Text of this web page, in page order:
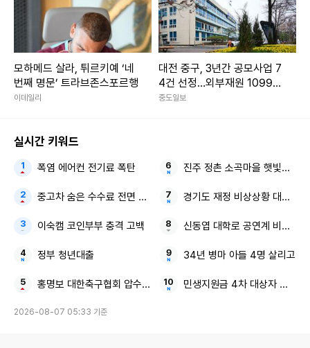
모하메드 살라, 튀르키예 ‘네
번째 명문’ 트라브존스포르행
이데일리
대전 중구, 3년간 공모사업 7
4건 선정…외부재원 1099억
확보
중도일보
실시간 키워드
폭염 에어컨 전기료 폭탄
중고차 숨은 수수료 전면 공개
이숙캠 코인부부 충격 고백
정부 청년대출
홍명보 대한축구협회 압수수색
진주 정촌 소곡마을 햇빛소득
경기도 재정 비상상황 대한민국
신동엽 대학로 공연계 비하 논
34년 병마 아들 4명 살리고
민생지원금 4차 대상자 전국
2026-08-07 05:33 기준